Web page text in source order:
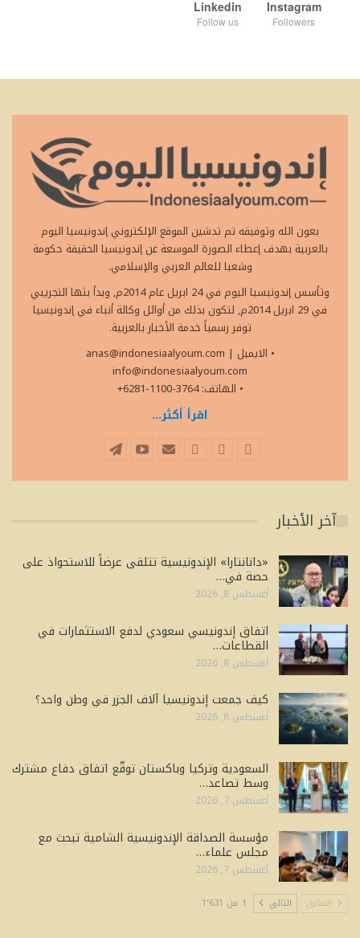
Instagram
Followers
Linkedin
Follow us
بعون الله وتوفيقه تم تدشين الموقع الإلكتروني إندونيسيا اليوم
بالعربية بهدف إعطاء الصورة الموسعة عن إندونيسيا الحقيقة حكومة
وشعبا للعالم العربي والإسلامي.
وتأسس إندونيسيا اليوم في 24 ابريل عام 2014م, وبدأ بثها التجريبي
في 29 ابريل 2014م, لتكون بذلك من أوائل وكالة أنباء في إندونيسيا
توفر رسمياً خدمة الأخبار بالعربية.
• الايميل
anas@indonesiaalyoum.com |
info@indonesiaalyoum.com
• الهاتف: 3764-1100-6281+
اقرأ أكثر...
آخر الأخبار
«دانانتارا» الإندونيسية تتلقى عرضاً للاستحواذ على
حصة في…
أغسطس 8, 2026
اتفاق إندونيسي سعودي لدفع الاستثمارات في
القطاعات…
أغسطس 8, 2026
كيف جمعت إندونيسيا آلاف الجزر في وطن واحد؟
أغسطس 8, 2026
السعودية وتركيا وباكستان توقّع اتفاق دفاع مشترك
وسط تصاعد…
أغسطس 7, 2026
مؤسسة الصداقة الإندونيسية الشامية تبحث مع
مجلس علماء…
أغسطس 7, 2026
السابق التالي 1 من 1٬631